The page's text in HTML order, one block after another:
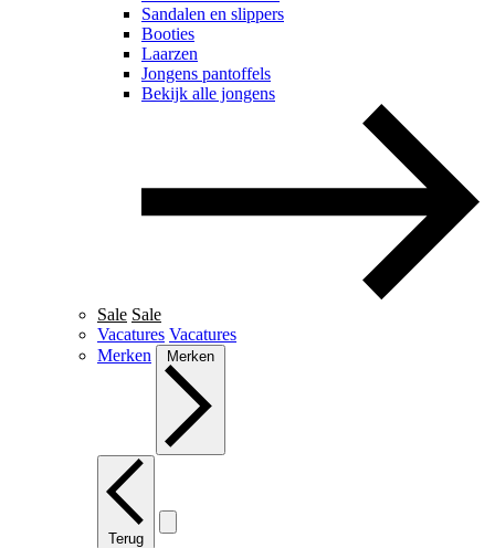
Sandalen en slippers
Booties
Laarzen
Jongens pantoffels
Bekijk alle jongens
Sale Sale
Vacatures Vacatures
Merken
Merken
Terug